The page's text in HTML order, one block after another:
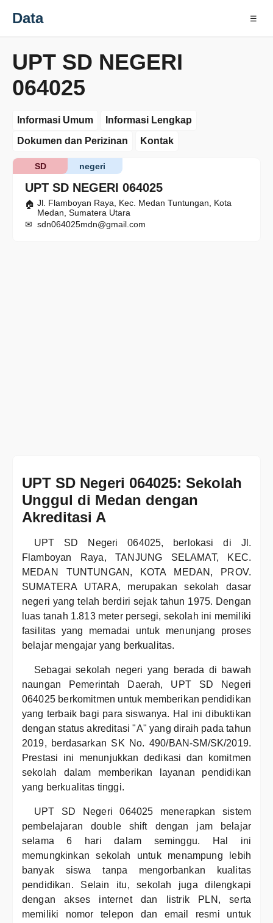
Data ☰
UPT SD NEGERI
064025
Informasi Umum
Informasi Lengkap
Dokumen dan Perizinan
Kontak
UPT SD NEGERI 064025
negeri
SD
Jl. Flamboyan Raya, Kec. Medan Tuntungan, Kota
Medan, Sumatera Utara
sdn064025mdn@gmail.com
UPT SD Negeri 064025: Sekolah
Unggul di Medan dengan
Akreditasi A
UPT SD Negeri 064025, berlokasi di Jl.
Flamboyan Raya, TANJUNG SELAMAT, KEC.
MEDAN TUNTUNGAN, KOTA MEDAN, PROV.
SUMATERA UTARA, merupakan sekolah dasar
negeri yang telah berdiri sejak tahun 1975. Dengan
luas tanah 1.813 meter persegi, sekolah ini memiliki
fasilitas yang memadai untuk menunjang proses
belajar mengajar yang berkualitas.
Sebagai sekolah negeri yang berada di bawah
naungan Pemerintah Daerah, UPT SD Negeri
064025 berkomitmen untuk memberikan pendidikan
yang terbaik bagi para siswanya. Hal ini dibuktikan
dengan status akreditasi "A" yang diraih pada tahun
2019, berdasarkan SK No. 490/BAN-SM/SK/2019.
Prestasi ini menunjukkan dedikasi dan komitmen
sekolah dalam memberikan layanan pendidikan
yang berkualitas tinggi.
UPT SD Negeri 064025 menerapkan sistem
pembelajaran double shift dengan jam belajar
selama 6 hari dalam seminggu. Hal ini
memungkinkan sekolah untuk menampung lebih
banyak siswa tanpa mengorbankan kualitas
pendidikan. Selain itu, sekolah juga dilengkapi
dengan akses internet dan listrik PLN, serta
memiliki nomor telepon dan email resmi untuk